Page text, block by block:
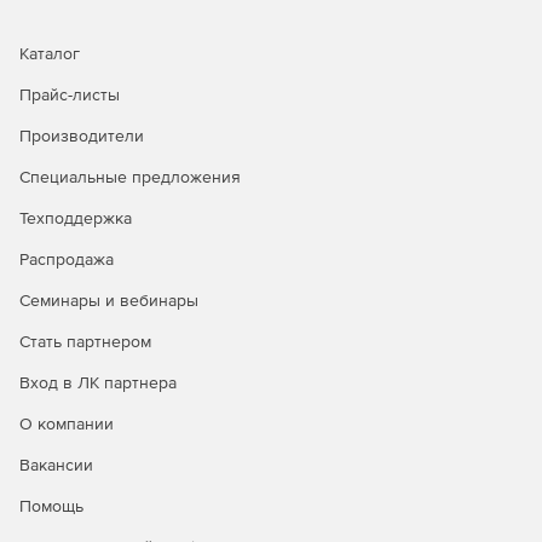
Возможность автоматической рассылки
указанное время или с определенной регулярностью.
Программой могут пользоваться одновременно
работе с системой Windows.
Шифрование всех передаваемых сообщений и
обеспечивает безопасный и защищенный обмен
информацией через Интернет.
Каталог
Прайс-листы
Производители
Специальные предложения
Техподдержка
Распродажа
Семинары и вебинары
Стать партнером
Вход в ЛК партнера
О компании
Вакансии
Помощь